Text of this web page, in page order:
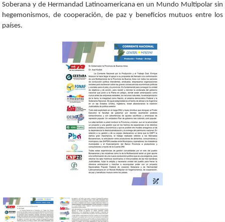
Soberana y de Hermandad Latinoamericana en un Mundo Multipolar sin
hegemonismos, de cooperación, de paz y beneficios mutuos entre los
países.